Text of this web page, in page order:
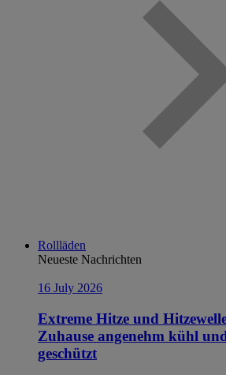
Rollläden
Neueste Nachrichten
16 July 2026
Extreme Hitze und
Zuhause angenehm kühl
geschützt